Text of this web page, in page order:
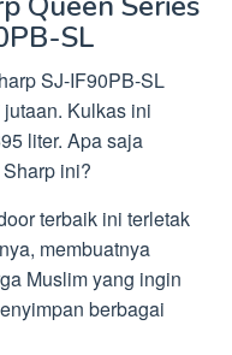
SL
SJ-IF90PB-SL
Kulkas ini
liter. Apa saja
ini?
terbaik ini terletak
membuatnya
Muslim yang ingin
berbagai